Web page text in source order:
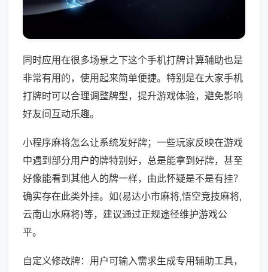
同时应用在很多场景之下这个手机打牌计算辅助也是
非常有用的，使用起来简单便捷。特别是在大家手机
打牌时可以合理调整牌型，提升游戏体验，避免影响
好友间互动乐趣。
小程序麻将怎么让系统发好牌；一些玩家反映在游戏
中遇到部分用户的牌特别好，总是能拿到好牌，甚至
好像能看到其他人的牌一样，由此怀疑是不是有挂？
确实存在此类外挂。如(易达小市麻将,悟空竞技麻将,
云南山水麻将)等，建议通过正规途径维护游戏公
平。
自定义修改牌：用户可输入需求生成专用辅助工具，